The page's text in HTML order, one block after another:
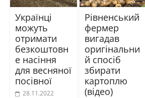
Українці
можуть
отримати
безкоштовн
е насіння
для весняної
посівної
28.11.2022
Рівненський
фермер
вигадав
оригінальни
й спосіб
збирати
картоплю
(відео)